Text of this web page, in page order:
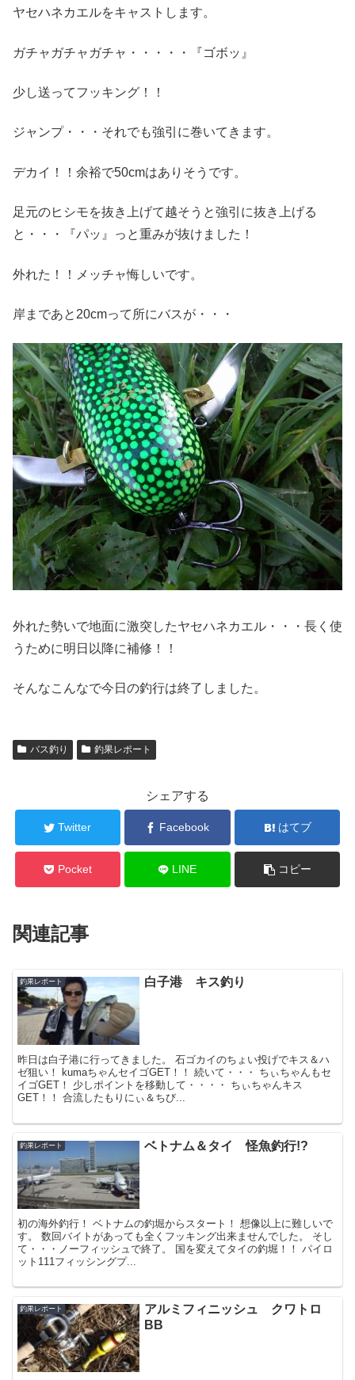
ヤセハネカエルをキャストします。
ガチャガチャガチャ・・・・・『ゴボッ』
少し送ってフッキング！！
ジャンプ・・・それでも強引に巻いてきます。
デカイ！！余裕で50cmはありそうです。
足元のヒシモを抜き上げて越そうと強引に抜き上げる
と・・・『パッ』っと重みが抜けました！
外れた！！メッチャ悔しいです。
岸まであと20cmって所にバスが・・・
外れた勢いで地面に激突したヤセハネカエル・・・長く使
うために明日以降に補修！！
そんなこんなで今日の釣行は終了しました。
バス釣り 釣果レポート
シェアする
Twitter Facebook はてブ
Pocket LINE コピー
関連記事
釣果レポート 白子港 キス釣り
昨日は白子港に行ってきました。 石ゴカイのちょい投げでキス＆ハ
ゼ狙い！ kumaちゃんセイゴGET！！ 続いて・・・ ちぃちゃんもセ
イゴGET！ 少しポイントを移動して・・・・ ちぃちゃんキス
GET！！ 合流したもりにぃ＆ちび...
釣果レポート ベトナム＆タイ 怪魚釣行!?
初の海外釣行！ ベトナムの釣堀からスタート！ 想像以上に難しいで
す。 数回バイトがあっても全くフッキング出来ませんでした。 そし
て・・・ノーフィッシュで終了。 国を変えてタイの釣堀！！ パイロ
ット111フィッシングプ...
釣果レポート
アルミフィニッシュ クワトロ
BB